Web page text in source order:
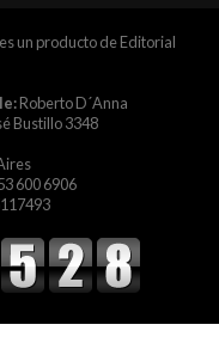
un producto de Editorial
Roberto D´Anna
Bustillo 3348
600 6906